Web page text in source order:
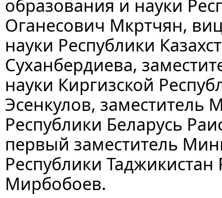
образования и науки
Оганесович Мкртчян,
науки Республики
Суханбердиева,
науки Киргизской
Эсенкулов, заместитель
Республики Беларусь
первый заместитель
Республики
Мирбобоев.